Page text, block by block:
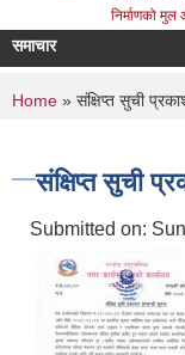
निर्माणको मुल
समाचार
You are
Home » संक्षिप्त सुची
संक्षिप्त सुची
Submitted on: